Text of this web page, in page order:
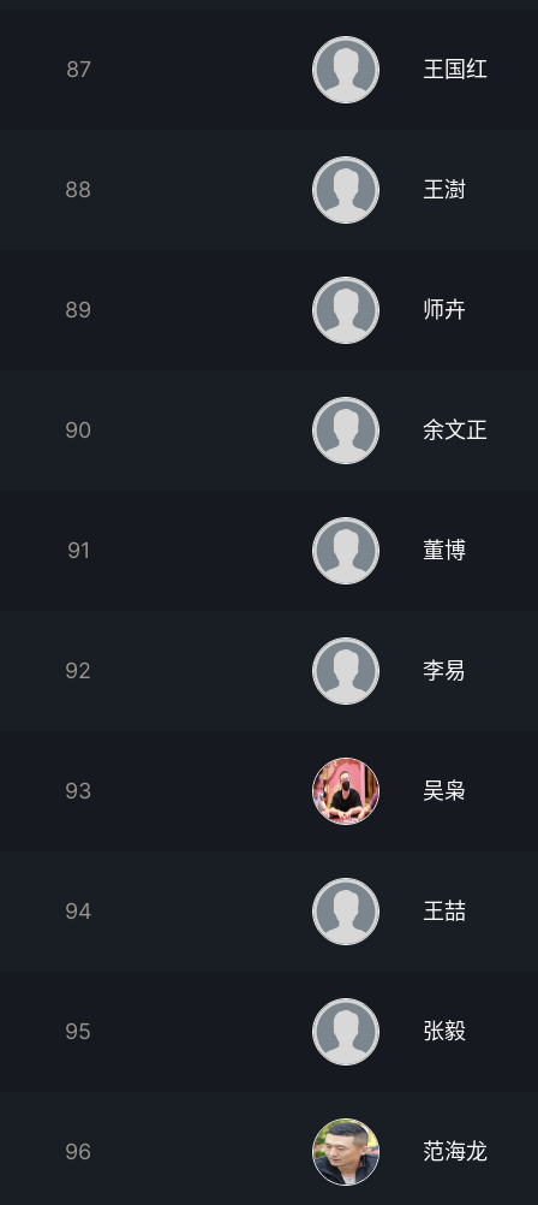
87 王国红
88 王澍
89 师卉
90 余文正
91 董博
92 李易
93 吴枭
94 王喆
95 张毅
96 范海龙